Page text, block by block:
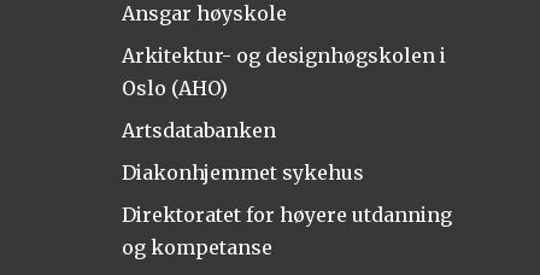
Ansgar høyskole
Arkitektur- og designhøgskolen i
Oslo (AHO)
Artsdatabanken
Diakonhjemmet sykehus
Direktoratet for høyere utdanning
og kompetanse